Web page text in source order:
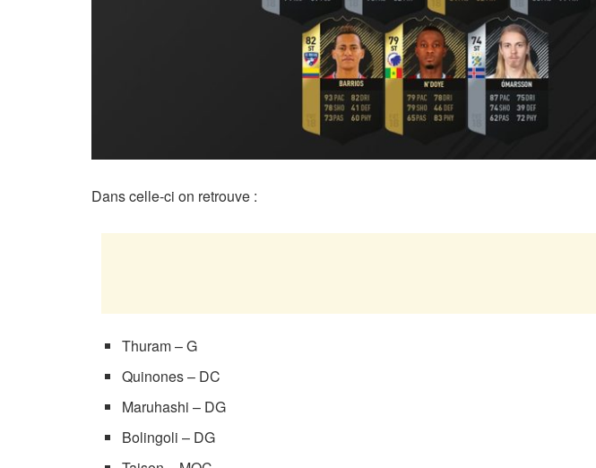
Dans celle-ci on retrouve :
Thuram – G
Quinones – DC
Maruhashi – DG
Bolingoli – DG